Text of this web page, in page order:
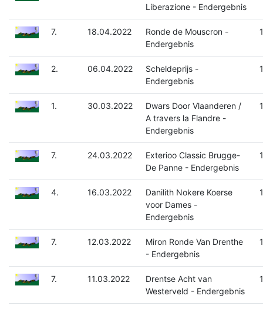
Liberazione - Endergebnis
7. 18.04.2022
Ronde de Mouscron -
Endergebnis
2. 06.04.2022
Scheldeprijs -
Endergebnis
1. 30.03.2022
Dwars Door Vlaanderen /
A travers la Flandre -
Endergebnis
7. 24.03.2022
Exterioo Classic Brugge-
De Panne - Endergebnis
4. 16.03.2022
Danilith Nokere Koerse
voor Dames -
Endergebnis
7. 12.03.2022
Miron Ronde Van Drenthe
- Endergebnis
7. 11.03.2022
Drentse Acht van
Westerveld - Endergebnis